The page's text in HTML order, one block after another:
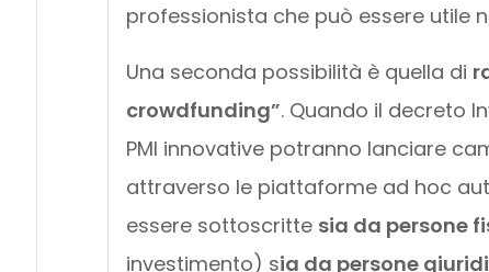
professionista che può essere utile
Una seconda possibilità è quella di
crowdfunding”. Quando il decreto
PMI innovative potranno lanciare
attraverso le piattaforme ad hoc
essere sottoscritte sia da persone
investimento) sia da persone